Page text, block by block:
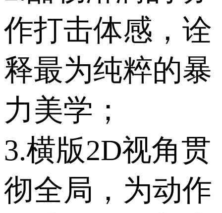
作打击体感，诠
释最为纯粹的暴
力美学；
3.横版2D视角贯
彻全局，为动作